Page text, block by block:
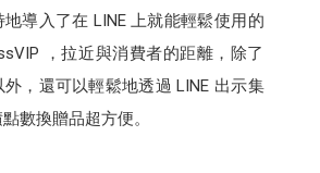
導入了在 LINE 上就能輕鬆使用的
，拉近與消費者的距離，除了
，還可以輕鬆地透過 LINE 出示集
數換贈品超方便。